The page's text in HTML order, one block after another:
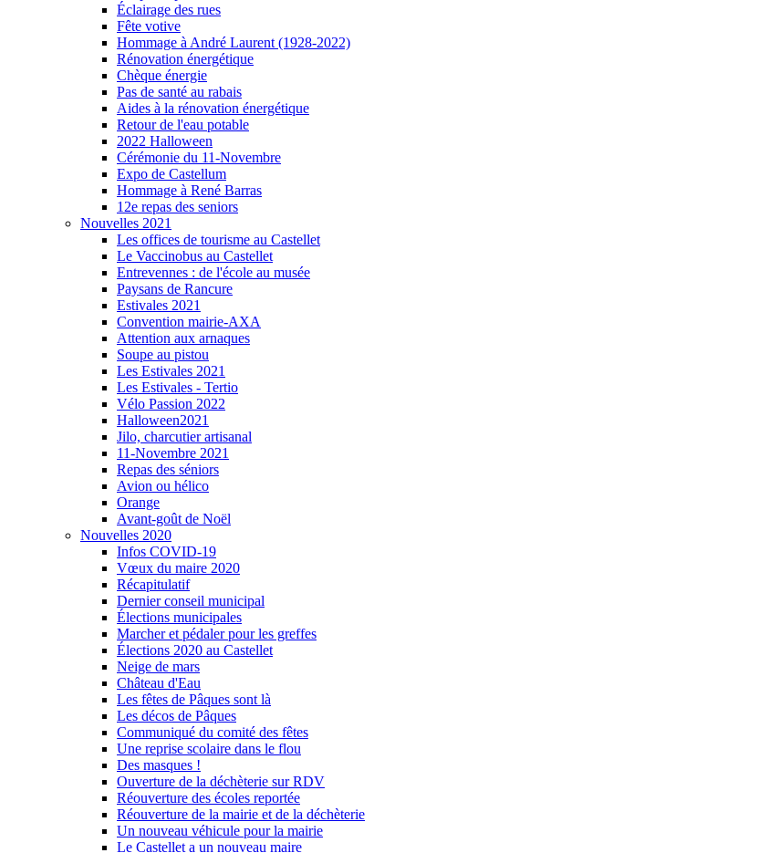
Éclairage des rues
Fête votive
Hommage à André Laurent (1928-2022)
Rénovation énergétique
Chèque énergie
Pas de santé au rabais
Aides à la rénovation énergétique
Retour de l'eau potable
2022 Halloween
Cérémonie du 11-Novembre
Expo de Castellum
Hommage à René Barras
12e repas des seniors
Nouvelles 2021
Les offices de tourisme au Castellet
Le Vaccinobus au Castellet
Entrevennes : de l'école au musée
Paysans de Rancure
Estivales 2021
Convention mairie-AXA
Attention aux arnaques
Soupe au pistou
Les Estivales 2021
Les Estivales - Tertio
Vélo Passion 2022
Halloween2021
Jilo, charcutier artisanal
11-Novembre 2021
Repas des séniors
Avion ou hélico
Orange
Avant-goût de Noël
Nouvelles 2020
Infos COVID-19
Vœux du maire 2020
Récapitulatif
Dernier conseil municipal
Élections municipales
Marcher et pédaler pour les greffes
Élections 2020 au Castellet
Neige de mars
Château d'Eau
Les fêtes de Pâques sont là
Les décos de Pâques
Communiqué du comité des fêtes
Une reprise scolaire dans le flou
Des masques !
Ouverture de la déchèterie sur RDV
Réouverture des écoles reportée
Réouverture de la mairie et de la déchèterie
Un nouveau véhicule pour la mairie
Le Castellet a un nouveau maire